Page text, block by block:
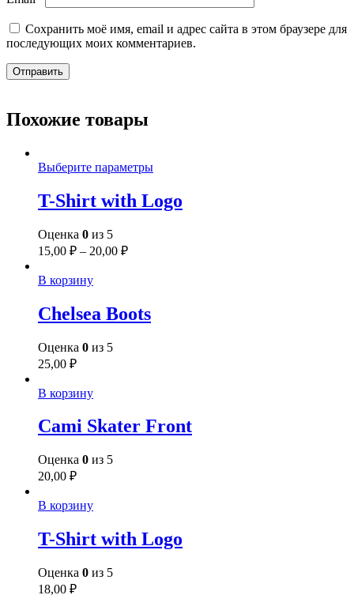
Сохранить моё имя, email и адрес сайта в этом браузере для
последующих моих комментариев.
Похожие товары
Выберите параметры
T-Shirt with Logo
Оценка 0 из 5
15,00 ₽ – 20,00 ₽
В корзину
Chelsea Boots
Оценка 0 из 5
25,00 ₽
В корзину
Cami Skater Front
Оценка 0 из 5
20,00 ₽
В корзину
T-Shirt with Logo
Оценка 0 из 5
18,00 ₽